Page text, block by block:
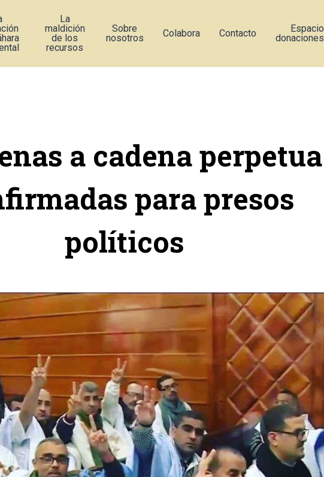
La
maldición
de los
recursos
Sobre
nosotros
Colabora Contacto
Espacio
donaciones
a cadena perpetua
para presos
políticos